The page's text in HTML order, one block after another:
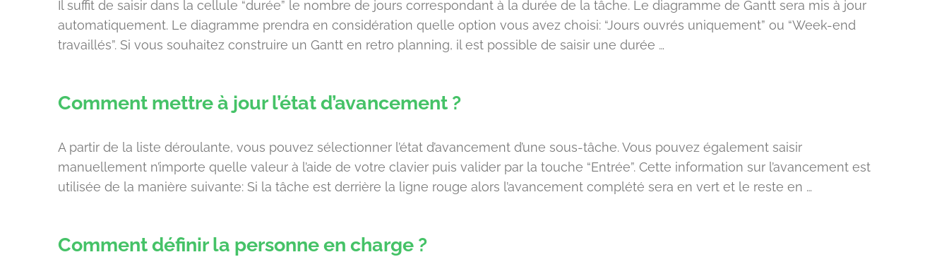
Il suffit de saisir dans la cellule “durée” le nombre de jours correspondant à la durée de la tâche. Le diagramme de Gantt sera mis à jour
automatiquement. Le diagramme prendra en considération quelle option vous avez choisi: “Jours ouvrés uniquement” ou “Week-end
travaillés”. Si vous souhaitez construire un Gantt en retro planning, il est possible de saisir une durée …
Comment mettre à jour l’état d’avancement ?
A partir de la liste déroulante, vous pouvez sélectionner l’état d’avancement d’une sous-tâche. Vous pouvez également saisir
manuellement n’importe quelle valeur à l’aide de votre clavier puis valider par la touche “Entrée”. Cette information sur l’avancement est
utilisée de la manière suivante: Si la tâche est derrière la ligne rouge alors l’avancement complété sera en vert et le reste en …
Comment définir la personne en charge ?